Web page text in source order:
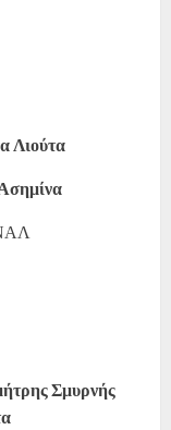
Λιούτα
Σμυρνής